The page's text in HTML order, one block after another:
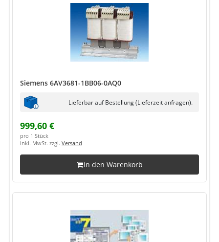
Siemens 6AV3681-1BB06-0AQ0
Lieferbar auf Bestellung (Lieferzeit anfragen).
999,60 €
pro 1 Stück
inkl. MwSt. zzgl. Versand
In den Warenkorb